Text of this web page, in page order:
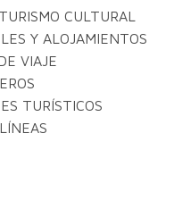
TURISMO CULTURAL
Y ALOJAMIENTOS
VIAJE
TURÍSTICOS